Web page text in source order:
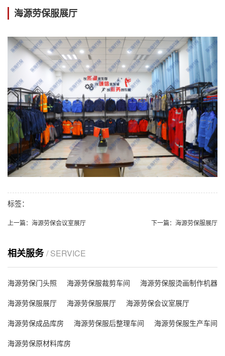
海源劳保服展厅
标签：
上一篇： 海源劳保会议室展厅 下一篇： 海源劳保服展厅
相关服务/ SERVICE
海源劳保门头照 海源劳保服裁剪车间
海源劳保服烫画制作机器
海源劳保服展厅
海源劳保服展厅
海源劳保会议室展厅
海源劳保成品库房
海源劳保服后整理车间
海源劳保服生产车间
海源劳保原材料库房